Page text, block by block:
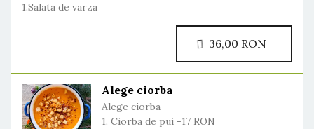
1.Salata de varza
Alege ciorba
Alege ciorba
1. Ciorba de pui -17 RON